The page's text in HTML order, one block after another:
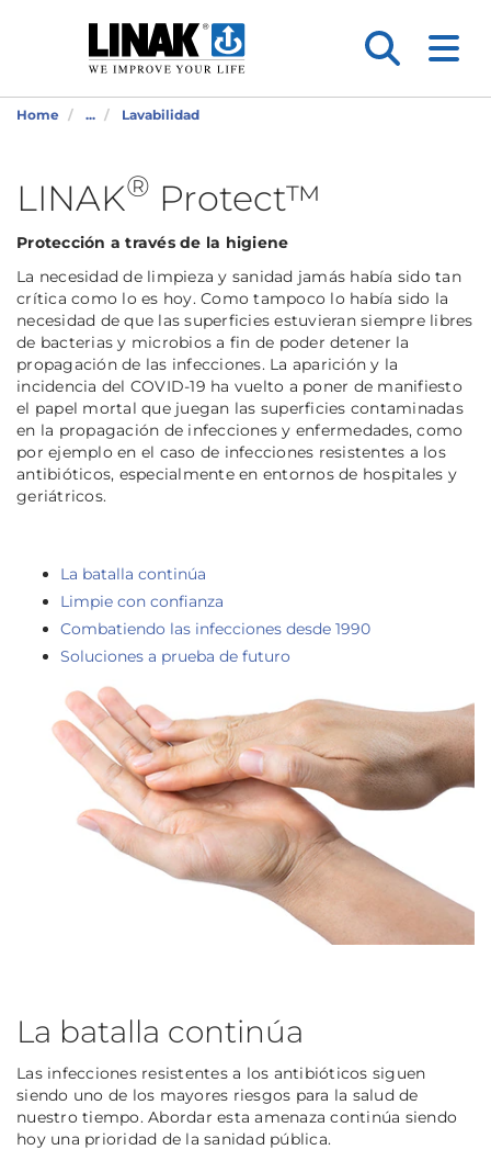
Home ... Lavabilidad
LINAK® Protect™
Protección a través de la higiene
La necesidad de limpieza y sanidad jamás había sido tan
crítica como lo es hoy. Como tampoco lo había sido la
necesidad de que las superficies estuvieran siempre libres
de bacterias y microbios a fin de poder detener la
propagación de las infecciones. La aparición y la
incidencia del COVID-19 ha vuelto a poner de manifiesto
el papel mortal que juegan las superficies contaminadas
en la propagación de infecciones y enfermedades, como
por ejemplo en el caso de infecciones resistentes a los
antibióticos, especialmente en entornos de hospitales y
geriátricos.
La batalla continúa
Limpie con confianza
Combatiendo las infecciones desde 1990
Soluciones a prueba de futuro
La batalla continúa
Las infecciones resistentes a los antibióticos siguen
siendo uno de los mayores riesgos para la salud de
nuestro tiempo. Abordar esta amenaza continúa siendo
hoy una prioridad de la sanidad pública.